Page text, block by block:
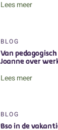
Lees meer
BLOG
Van
Joanne over
Lees meer
BLOG
Bso in de